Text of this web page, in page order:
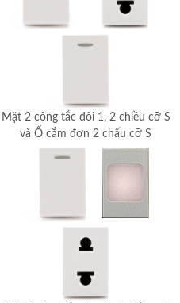
Mặt 2 công tắc đôi 1, 2 chiều cỡ S
và Ổ cắm đơn 2 chấu cỡ S